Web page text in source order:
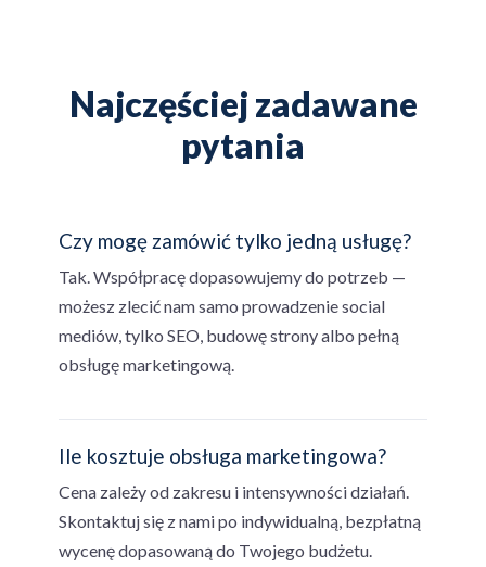
Najczęściej zadawane
pytania
Czy mogę zamówić tylko jedną usługę?
Tak. Współpracę dopasowujemy do potrzeb —
możesz zlecić nam samo prowadzenie social
mediów, tylko SEO, budowę strony albo pełną
obsługę marketingową.
Ile kosztuje obsługa marketingowa?
Cena zależy od zakresu i intensywności działań.
Skontaktuj się z nami po indywidualną, bezpłatną
wycenę dopasowaną do Twojego budżetu.